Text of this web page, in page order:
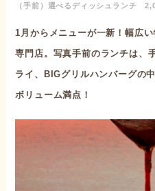
（手前）選べるディッシュランチ
1月からメニューが一新！幅広
専門店。写真手前のランチは、
ライ、BIGグリルハンバーグの
ボリューム満点！